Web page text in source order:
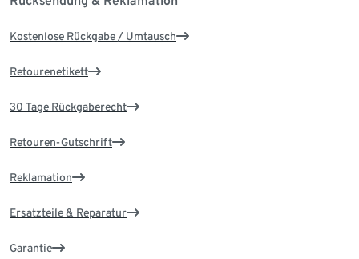
Kostenlose Rückgabe / Umtausch
Retourenetikett
30 Tage Rückgaberecht
Retouren-Gutschrift
Reklamation
Ersatzteile & Reparatur
Garantie